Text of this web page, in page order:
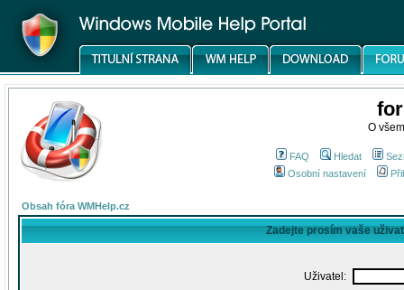
O
FAQ Hledat
Osobní nastavení
Obsah fóra WMHelp.cz
Zadejte prosím vaše
Uživatel: